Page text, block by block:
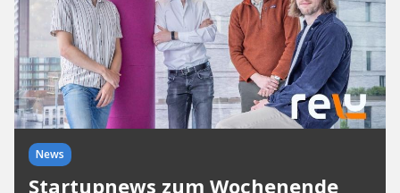
News
Startupnews zum Wochenende